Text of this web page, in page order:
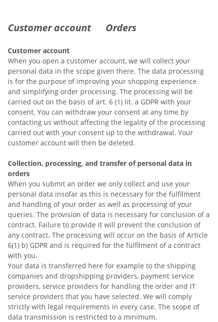
Customer account Orders
Customer account
When you open a customer account, we will collect your
personal data in the scope given there. The data processing
is for the purpose of improving your shopping experience
and simplifying order processing. The processing will be
carried out on the basis of art. 6 (1) lit. a GDPR with your
consent. You can withdraw your consent at any time by
contacting us without affecting the legality of the processing
carried out with your consent up to the withdrawal. Your
customer account will then be deleted.
Collection, processing, and transfer of personal data in
orders
When you submit an order we only collect and use your
personal data insofar as this is necessary for the fulfilment
and handling of your order as well as processing of your
queries. The provision of data is necessary for conclusion of a
contract. Failure to provide it will prevent the conclusion of
any contract. The processing will occur on the basis of Article
6(1) b) GDPR and is required for the fulfilment of a contract
with you.
Your data is transferred here for example to the shipping
companies and dropshipping providers, payment service
providers, service providers for handling the order and IT
service providers that you have selected. We will comply
strictly with legal requirements in every case. The scope of
data transmission is restricted to a minimum.